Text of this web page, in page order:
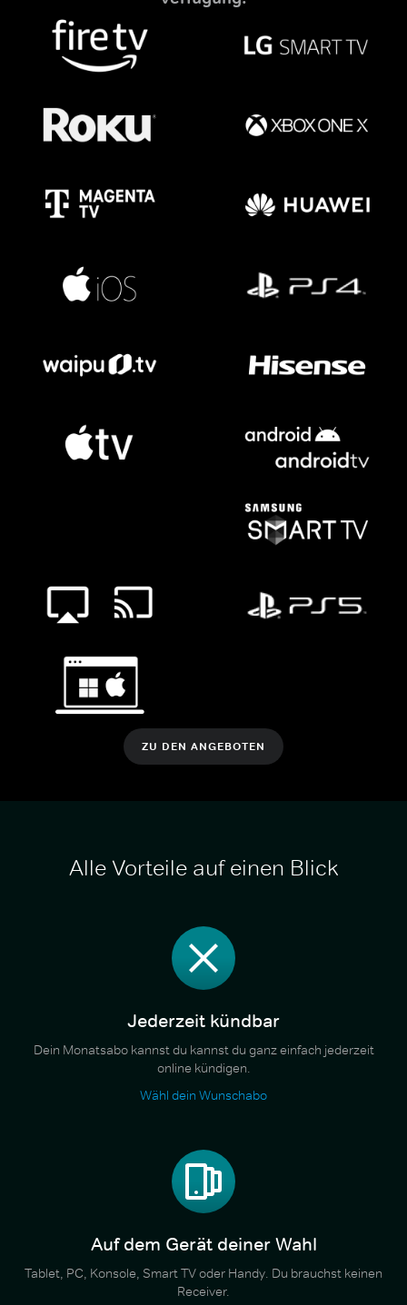
ZU DEN ANGEBOTEN
Alle Vorteile auf einen Blick
Jederzeit kündbar
Dein Monatsabo kannst du kannst du ganz einfach jederzeit
online kündigen.
Wähl dein Wunschabo
Auf dem Gerät deiner Wahl
Tablet, PC, Konsole, Smart TV oder Handy. Du brauchst keinen
Receiver.